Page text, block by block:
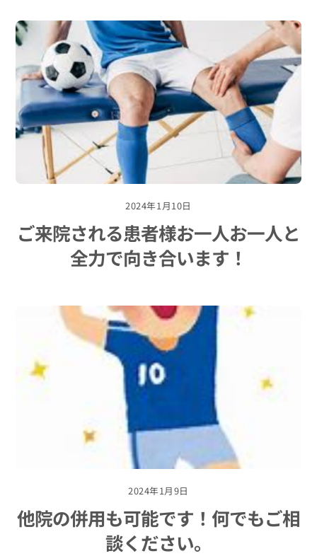
2024年1月10日
ご来院される患者様お一人お一人と
全力で向き合います！
2024年1月9日
他院の併用も可能です！何でもご相
談ください。